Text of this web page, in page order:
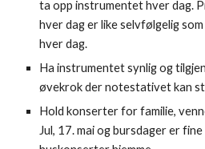
ta opp instrumentet hver dag.
hver dag er like selvfølgelig
hver dag.
Ha instrumentet synlig og
øvekrok der notestativet kan
Hold konserter for familie,
Jul, 17. mai og bursdager er